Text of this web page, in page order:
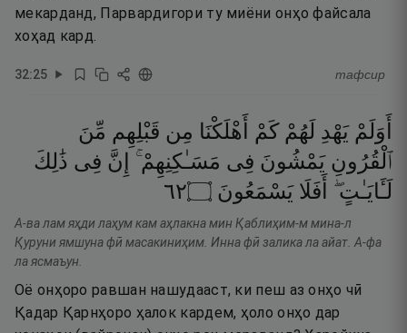
мекарданд, Парвардигори ту миёни онҳо файсала
хоҳад кард.
32:25 тафсир
أَوَلَمْ يَهْدِ لَهُمْ كَمْ أَهْلَكْنَا مِن قَبْلِهِم مِّنَ
ٱلْقُرُونِ يَمْشُونَ فِى مَسَـٰكِنِهِمْ ۚ إِنَّ فِى ذَٰلِكَ
لَـَٔايَـٰتٍ ۖ أَفَلَا يَسْمَعُونَ ۝٢٦
А-ва лам яҳди лаҳум кам аҳлакна мин Қаблиҳим-м мина-л
Қуруни ямшуна фӣ масакиниҳим. Инна фӣ залика ла айат. А-фа
ла ясмаъун.
Оё онҳоро равшан нашудааст, ки пеш аз онҳо чӣ
Қадар Қарнҳоро ҳалок кардем, ҳоло онҳо дар